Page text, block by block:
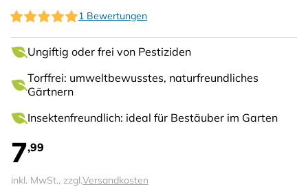
1 Bewertungen
Ungiftig oder frei von Pestiziden
Torffrei: umweltbewusstes, naturfreundliches
Gärtnern
Insektenfreundlich: ideal für Bestäuber im Garten
7,99
inkl. MwSt., zzgl.Versandkosten